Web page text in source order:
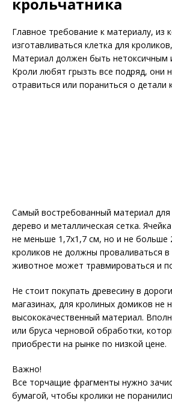
Главное требование к материалу, из
изготавливаться клетка для
Материал должен быть нетоксичным
Кроли любят грызть все подряд, они
отравиться или пораниться о детали
Самый востребованный материал
дерево и металлическая сетка.
не меньше 1,7х1,7 см, но и не больше
кроликов не должны проваливаться в
животное может травмироваться и
Не стоит покупать древесину в
магазинах, для кролиных домиков не
высококачественный материал.
или бруса черновой обработки,
приобрести на рынке по низкой цене.
Важно!
Все торчащие фрагменты нужно
бумагой, чтобы кролики не